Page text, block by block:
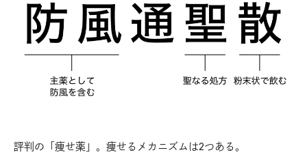
評判の「痩せ薬」。痩せるメカニズムは2つある。